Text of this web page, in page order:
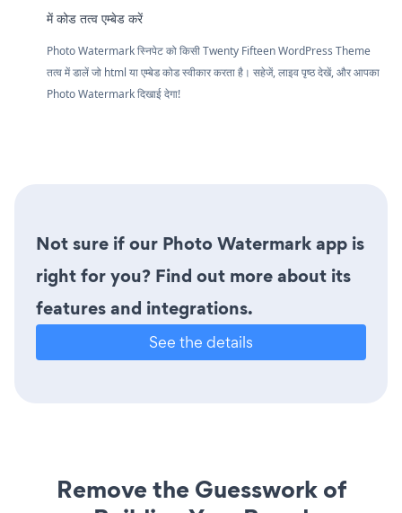
में कोड तत्व एम्बेड करें
Photo Watermark स्निपेट को किसी Twenty Fifteen WordPress Theme
तत्व में डालें जो html या एम्बेड कोड स्वीकार करता है। सहेजें, लाइव पृष्ठ देखें, और आपका
Photo Watermark दिखाई देगा!
Not sure if our Photo Watermark app is
right for you? Find out more about its
features and integrations.
See the details
Remove the Guesswork of